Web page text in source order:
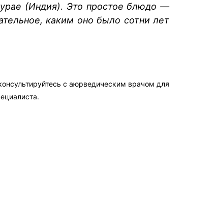
(Индия). Это простое блюдо —
каким оно было сотни лет
с аюрведическим врачом для